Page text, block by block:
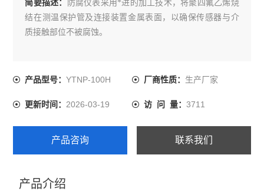
简要描述：
防腐仪表采用*进的加工技术，将聚四氟乙烯烧
结在测温保护管及连接装置金属表面，以确保传感器与介
质接触部位不被腐蚀。
产品型号：YTNP-100H 厂商性质： 生产厂家
更新时间：2026-03-19 访 问 量： 3711
产品咨询 联系我们
产品介绍